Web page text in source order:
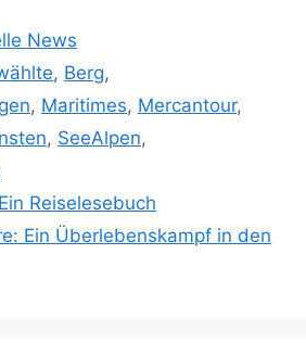
News
, Berg,
, Maritimes, Mercantour,
, SeeAlpen,
Reiselesebuch
Ein Überlebenskampf in den